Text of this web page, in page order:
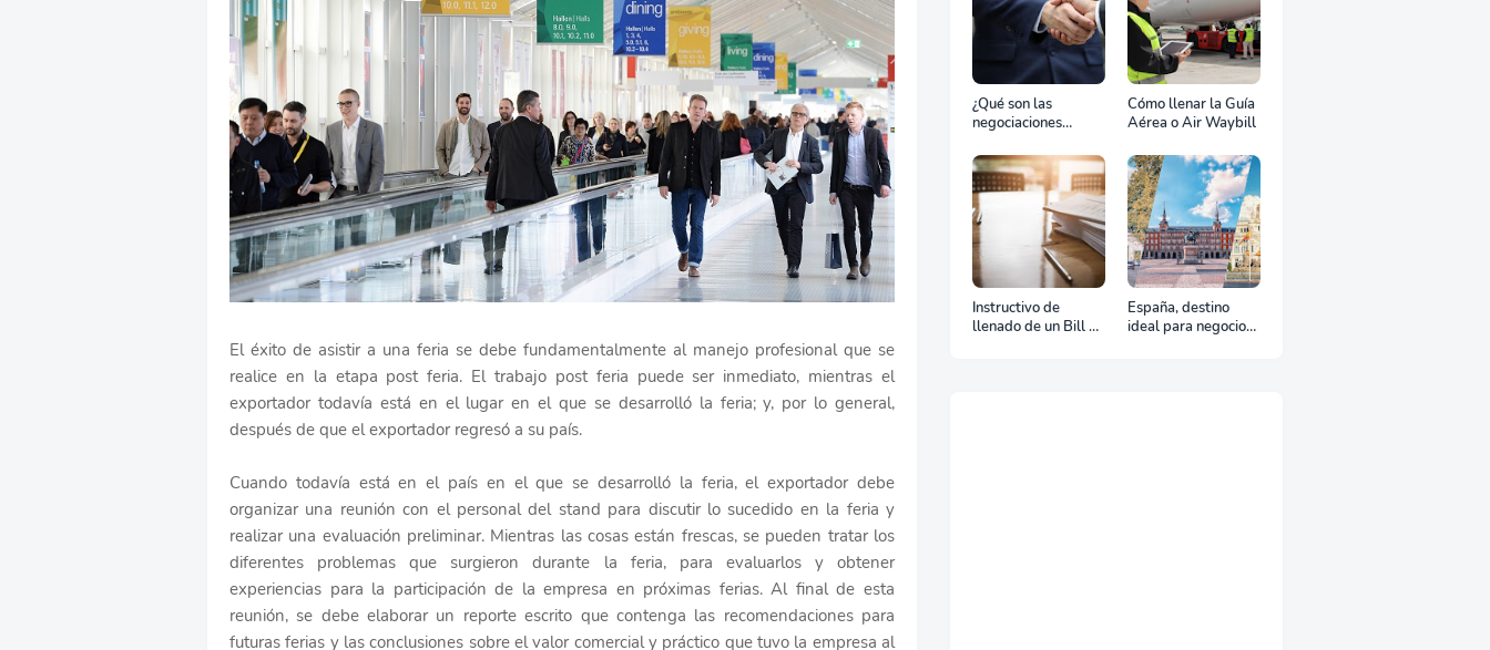
El éxito de asistir a una feria se debe fundamentalmente al manejo profesional que se
realice en la etapa post feria. El trabajo post feria puede ser inmediato, mientras el
exportador todavía está en el lugar en el que se desarrolló la feria; y, por lo general,
después de que el exportador regresó a su país.
Cuando todavía está en el país en el que se desarrolló la feria, el exportador debe
organizar una reunión con el personal del stand para discutir lo sucedido en la feria y
realizar una evaluación preliminar. Mientras las cosas están frescas, se pueden tratar los
diferentes problemas que surgieron durante la feria, para evaluarlos y obtener
experiencias para la participación de la empresa en próximas ferias. Al final de esta
reunión, se debe elaborar un reporte escrito que contenga las recomendaciones para
futuras ferias y las conclusiones sobre el valor comercial y práctico que tuvo la empresa al
celebración
¿Qué son las
negociaciones
Cómo llenar la Guía
Aérea o Air Waybill
Instructivo de
llenado de un Bill of
España, destino
ideal para negocios